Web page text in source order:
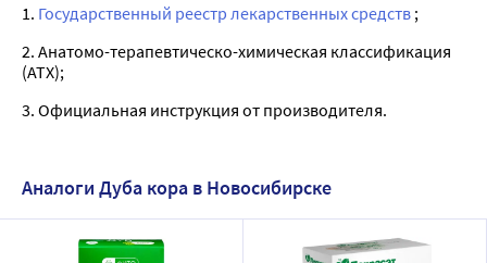
1. Государственный реестр лекарственных средств ;
2. Анатомо-терапевтическо-химическая классификация
(ATX);
3. Официальная инструкция от производителя.
Аналоги Дуба кора в Новосибирске